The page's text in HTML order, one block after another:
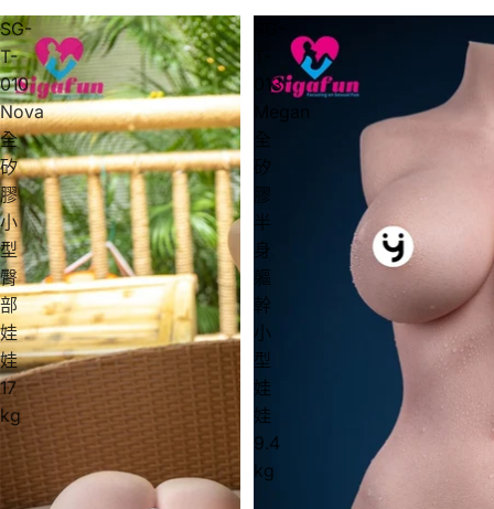
SG-
T-
010
Nova
全
矽
膠
小
型
臀
部
娃
娃
17
kg
013
Megan
矽
膠
半
身
軀
幹
小
型
娃
娃
9.4
kg